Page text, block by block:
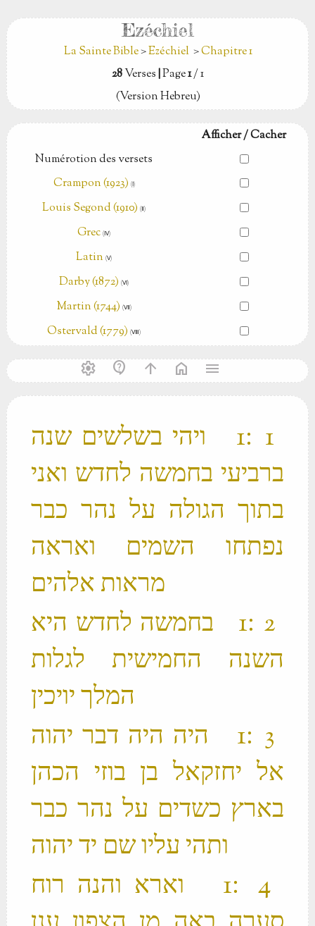
Ezéchiel
La Sainte Bible>Ezéchiel>Chapitre 1
28Verses|Page1/ 1
(Version Hebreu)
Afficher / Cacher
Numérotion des versets
Crampon (1923) (Ⅰ)
Louis Segond (1910)(Ⅱ)
Grec (Ⅳ)
Latin (Ⅴ)
Darby (1872) (Ⅵ)
Martin (1744) (Ⅶ)
Ostervald (1779) (Ⅷ)
settings contact_support arrow_upward home menu
‫ 1 ׃1 ויהי בשלשים שנה
ברביעי בחמשה לחדש ואני
בתוך הגולה על נהר כבר
נפתחו השמים ואראה
‫ 2 ׃1 בחמשה לחדש היא
השנה החמישית לגלות
‫ 3 ׃1 היה היה דבר יהוה
אל יחזקאל בן בוזי הכהן
בארץ כשדים על נהר כבר
‫ 4 ׃1 וארא והנה רוח